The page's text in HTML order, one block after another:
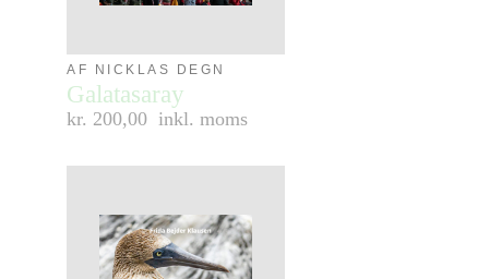
AF NICKLAS DEGN
Galatasaray
kr. 200,00 inkl. moms